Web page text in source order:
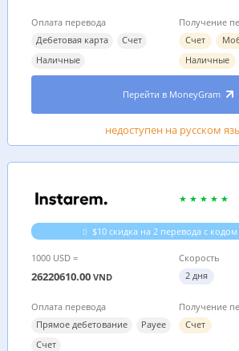
Оплата перевода
Дебетовая карта
Счет
Наличные
Получение
Счет
Наличные
Перейти в MoneyGram
недоступен на русском
$10 cкидка на 2 перевода с кодом
1000 USD =
26220610.00 VND
Скорость
2 дня
Оплата перевода
Прямое дебетование
Payee
Счет
Получение
Счет